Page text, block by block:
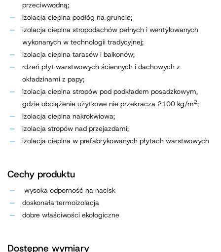
przeciwwodną;
izolacja cieplna podłóg na gruncie;
izolacja cieplna stropodachów pełnych i wentylowanych
wykonanych w technologii tradycyjnej;
izolacja cieplna tarasów i balkonów;
rdzeń płyt warstwowych ściennych i dachowych z
okładzinami z papy;
izolacja cieplna stropów pod podkładem posadzkowym,
gdzie obciążenie użytkowe nie przekracza 2100 kg/m2;
izolacja cieplna nakrokwiowa;
izolacja stropów nad przejazdami;
izolacja cieplna w prefabrykowanych płytach warstwowych
Cechy produktu
wysoka odporność na nacisk
doskonała termoizolacja
dobre właściwości ekologiczne
Dostępne wymiary